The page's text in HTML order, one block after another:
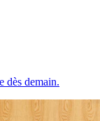
dès demain.